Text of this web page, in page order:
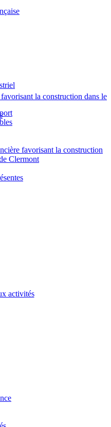
la construction dans le
favorisant la construction
Clermont
activités